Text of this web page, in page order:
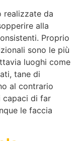
realizzate da
alla
Proprio
sono le più
luoghi come
tane di
al contrario
capaci di far
le faccia